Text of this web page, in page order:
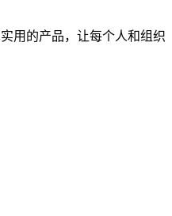
用的产品，让每个人和组织